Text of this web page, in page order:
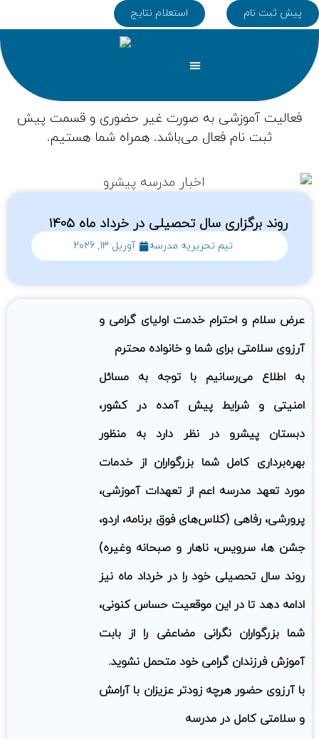
پیش ثبت نام استعلام نتایج
فعالیت آموزشی به صورت غیر حضوری و قسمت پیش
ثبت نام فعال می‌باشد. همراه شما هستیم.
روند برگزاری سال تحصیلی در خرداد ماه ۱۴۰۵
تیم تحریریه مدرسه آوریل 13, 2026
عرض سلام و احترام خدمت اولیای گرامی و
آرزوی سلامتی برای شما و خانواده محترم
به اطلاع می‌رسانیم با توجه به مسائل
امنیتی و شرایط پیش آمده در کشور،
دبستان پیشرو در نظر دارد به منظور
بهره‌برداری کامل شما بزرگواران از خدمات
مورد تعهد مدرسه اعم از تعهدات آموزشی،
پرورشی، رفاهی (کلاس‌های فوق برنامه، اردو،
جشن ها، سرویس، ناهار و صبحانه وغیره)
روند سال تحصیلی خود را در خرداد ماه نیز
ادامه دهد تا در این موقعیت حساس کنونی،
شما بزرگواران نگرانی مضاعفی را از بابت
آموزش فرزندان گرامی خود متحمل نشوید.
با آرزوی حضور هرچه زودتر عزیزان با آرامش
و سلامتی کامل در مدرسه